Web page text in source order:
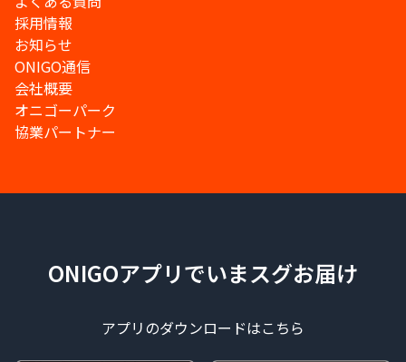
採用情報
お知らせ
ONIGO通信
会社概要
オニゴーパーク
協業パートナー
ONIGOアプリでいまスグお届け
アプリのダウンロードはこちら